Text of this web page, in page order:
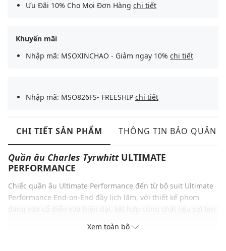
Ưu Đãi 10% Cho Mọi Đơn Hàng chi tiết
Khuyến mãi
Nhập mã: MSOXINCHAO - Giảm ngay 10% chi tiết
Nhập mã: MSO826FS- FREESHIP chi tiết
CHI TIẾT SẢN PHẨM THÔNG TIN BẢO QUẢN
Quần âu Charles TyrwhittULTIMATE
PERFORMANCE
Chiếc quần âu Ultimate Performance đến từ bộ suit Ultimate
Performance End-on-End đầy lịch lãm, với thiết kế phom
bạn những trải nghiệm tuyệt vời nhất. Hãy nhanh tay sở hữu
Xem toàn bộ